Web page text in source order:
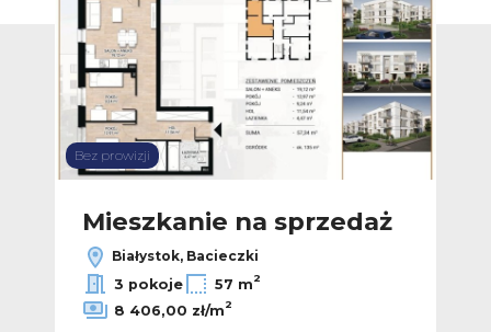
Bez prowizji
Mieszkanie na sprzedaż
Białystok, Bacieczki
3 pokoje
57 m2
8 406,00 zł/m2